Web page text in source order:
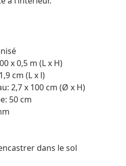
x 0,5 m (L x H)
cm (L x l)
2,7 x 100 cm (Ø x H)
50 cm
dans le sol